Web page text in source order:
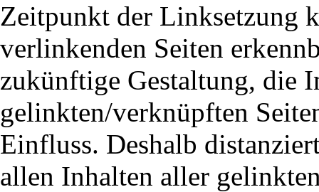
Zeitpunkt der Linksetzung
verlinkenden Seiten
zukünftige Gestaltung, die
gelinkten/verknüpften
Einfluss. Deshalb
allen Inhalten aller